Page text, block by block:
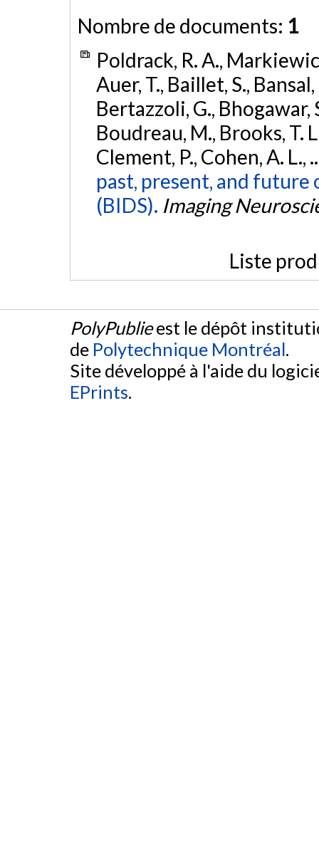
Nombre de documents: 1
Poldrack, R. A.,
Auer, T., Baillet, S.,
Bertazzoli, G., Bhogawar,
Boudreau, M., Brooks, T.
Clement, P., Cohen, A.
past, present, and
(BIDS). Imaging
Liste
PolyPublieest le dépôt
de Polytechnique Montréal.
Site développé à l'aide du
EPrints.